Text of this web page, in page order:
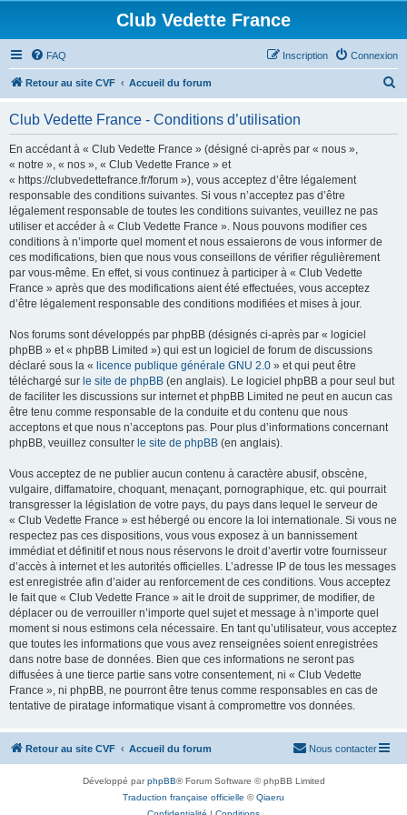
Club Vedette France
FAQ Connexion
Inscription
Retour au site CVF Accueil du forum
Club Vedette France - Conditions d’utilisation
En accédant à « Club Vedette France » (désigné ci-après par « nous »,
« notre », « nos », « Club Vedette France » et
« https://clubvedettefrance.fr/forum »), vous acceptez d’être légalement
responsable des conditions suivantes. Si vous n’acceptez pas d’être
légalement responsable de toutes les conditions suivantes, veuillez ne pas
utiliser et accéder à « Club Vedette France ». Nous pouvons modifier ces
conditions à n’importe quel moment et nous essaierons de vous informer de
ces modifications, bien que nous vous conseillons de vérifier régulièrement
par vous-même. En effet, si vous continuez à participer à « Club Vedette
France » après que des modifications aient été effectuées, vous acceptez
d’être légalement responsable des conditions modifiées et mises à jour.
Nos forums sont développés par phpBB (désignés ci-après par « logiciel
phpBB » et « phpBB Limited ») qui est un logiciel de forum de discussions
déclaré sous la « licence publique générale GNU 2.0 » et qui peut être
téléchargé sur le site de phpBB (en anglais). Le logiciel phpBB a pour seul but
de faciliter les discussions sur internet et phpBB Limited ne peut en aucun cas
être tenu comme responsable de la conduite et du contenu que nous
acceptons et que nous n’acceptons pas. Pour plus d’informations concernant
phpBB, veuillez consulter le site de phpBB (en anglais).
Vous acceptez de ne publier aucun contenu à caractère abusif, obscène,
vulgaire, diffamatoire, choquant, menaçant, pornographique, etc. qui pourrait
transgresser la législation de votre pays, du pays dans lequel le serveur de
« Club Vedette France » est hébergé ou encore la loi internationale. Si vous ne
respectez pas ces dispositions, vous vous exposez à un bannissement
immédiat et définitif et nous nous réservons le droit d’avertir votre fournisseur
d’accès à internet et les autorités officielles. L’adresse IP de tous les messages
est enregistrée afin d’aider au renforcement de ces conditions. Vous acceptez
le fait que « Club Vedette France » ait le droit de supprimer, de modifier, de
déplacer ou de verrouiller n’importe quel sujet et message à n’importe quel
moment si nous estimons cela nécessaire. En tant qu’utilisateur, vous acceptez
que toutes les informations que vous avez renseignées soient enregistrées
dans notre base de données. Bien que ces informations ne seront pas
diffusées à une tierce partie sans votre consentement, ni « Club Vedette
France », ni phpBB, ne pourront être tenus comme responsables en cas de
tentative de piratage informatique visant à compromettre vos données.
Retour au site CVF Accueil du forum Nous contacter
Développé parphpBB® Forum Software © phpBB Limited
Traduction française officielle ©Qiaeru